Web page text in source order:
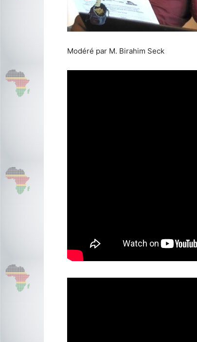
Modéré par M. Birahim Seck